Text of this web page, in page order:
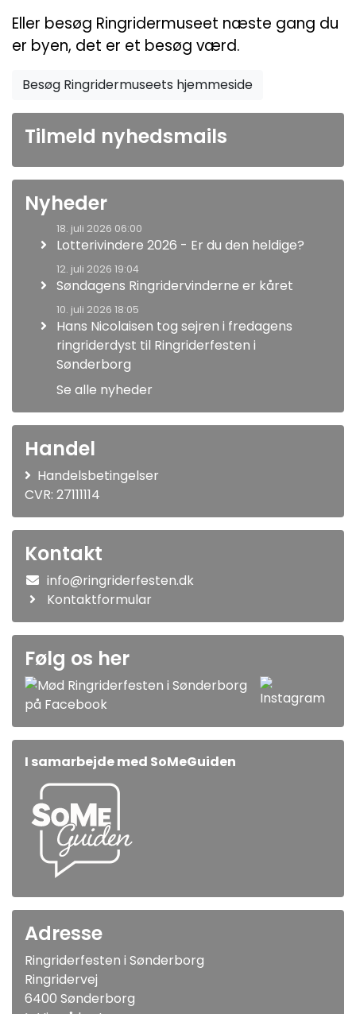
Eller besøg Ringridermuseet næste gang du
er byen, det er et besøg værd.
Besøg Ringridermuseets hjemmeside
Tilmeld nyhedsmails
Nyheder
18. juli 2026 06:00
Lotterivindere 2026 - Er du den heldige?
12. juli 2026 19:04
Søndagens Ringridervinderne er kåret
10. juli 2026 18:05
Hans Nicolaisen tog sejren i fredagens
ringriderdyst til Ringriderfesten i
Sønderborg
Se alle nyheder
Handel
Handelsbetingelser
CVR: 27111114
Kontakt
info@ringriderfesten.dk
Kontaktformular
Følg os her
I samarbejde med SoMeGuiden
Adresse
Ringriderfesten i Sønderborg
Ringridervej
6400 Sønderborg